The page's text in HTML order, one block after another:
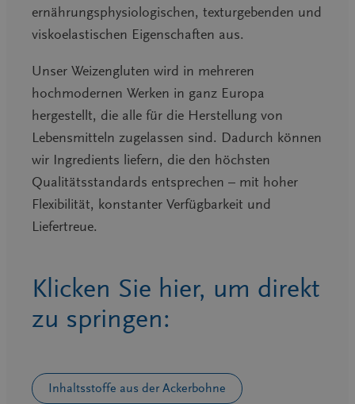
ernährungsphysiologischen, texturgebenden und
viskoelastischen Eigenschaften aus.
Unser Weizengluten wird in mehreren
hochmodernen Werken in ganz Europa
hergestellt, die alle für die Herstellung von
Lebensmitteln zugelassen sind. Dadurch können
wir Ingredients liefern, die den höchsten
Qualitätsstandards entsprechen – mit hoher
Flexibilität, konstanter Verfügbarkeit und
Liefertreue.
Klicken Sie hier, um direkt
zu springen:
Inhaltsstoffe aus der Ackerbohne